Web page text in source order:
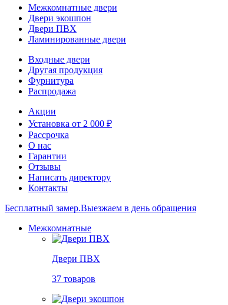
Межкомнатные двери
Двери экошпон
Двери ПВХ
Ламинированные двери
Входные двери
Другая продукция
Фурнитура
Распродажа
Акции
Установка от 2 000 ₽
Рассрочка
О нас
Гарантии
Отзывы
Написать директору
Контакты
Бесплатный замер.Выезжаем в день обращения
Межкомнатные
Двери ПВХ
37 товаров